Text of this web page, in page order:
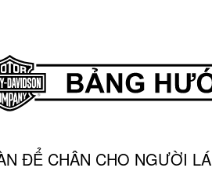
ĐỂ CHÂN CHO NGƯỜI